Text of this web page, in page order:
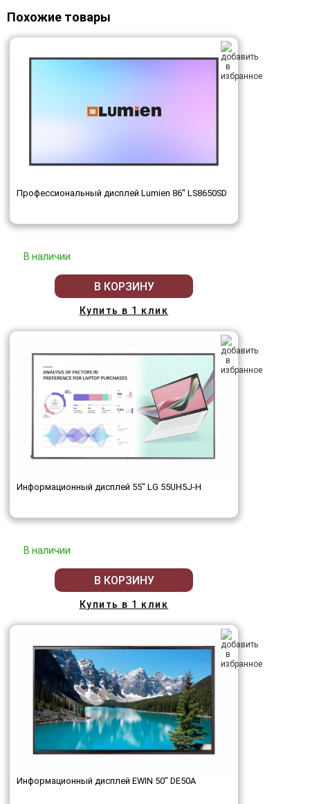
Похожие товары
Профессиональный дисплей Lumien 86" LS8650SD
В наличии
В КОРЗИНУ
Купить в 1 клик
Информационный дисплей 55" LG 55UH5J-H
В наличии
В КОРЗИНУ
Купить в 1 клик
Информационный дисплей EWIN 50" DE50A